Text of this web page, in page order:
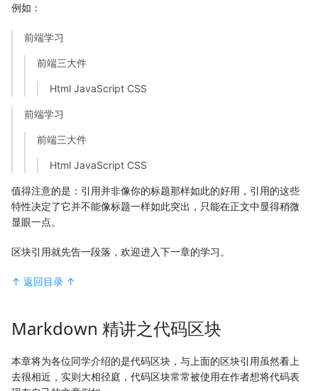
例如：
前端学习
前端三大件
Html JavaScript CSS
前端学习
前端三大件
Html JavaScript CSS
值得注意的是：引用并非像你的标题那样如此的好用，引用的这些
特性决定了它并不能像标题一样如此突出，只能在正文中显得稍微
显眼一点。
区块引用就先告一段落，欢迎进入下一章的学习。
↑ 返回目录 ↑
Markdown 精讲之代码区块
本章将为各位同学介绍的是代码区块，与上面的区块引用虽然看上
去很相近，实则大相径庭，代码区块常常被使用在作者想将代码表